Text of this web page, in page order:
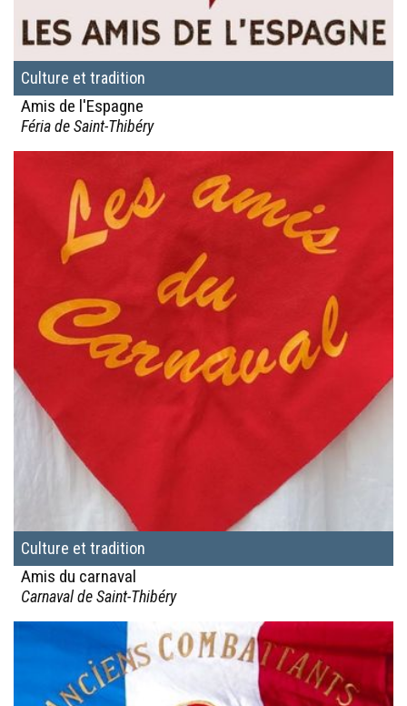
Culture et tradition
Amis de l'Espagne
Féria de Saint-Thibéry
Culture et tradition
Amis du carnaval
Carnaval de Saint-Thibéry